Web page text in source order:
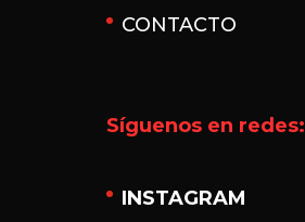
CONTACTO
Síguenos en redes:
INSTAGRAM